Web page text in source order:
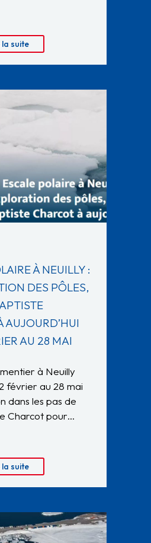
la suite
À NEUILLY :
DES PÔLES,
AUJOURD’HUI
AU 28 MAI
à Neuilly
février au 28 mai
dans les pas de
Charcot pour…
la suite